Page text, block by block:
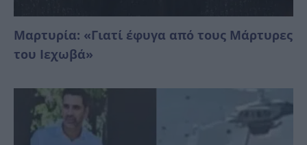
Μαρτυρία: «Γιατί έφυγα από τους Μάρτυρες
του Ιεχωβά»